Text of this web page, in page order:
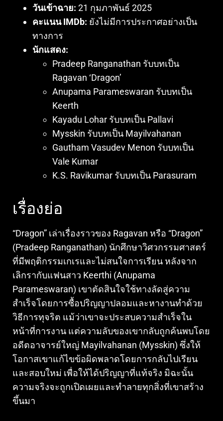
วันเข้าฉาย: 21 กุมภาพันธ์ 2025
คะแนน IMDb: ยังไม่มีการประกาศอย่างเป็น
ทางการ
นักแสดง:
Pradeep Ranganathan รับบทเป็น
Ragavan ‘Dragon’
Anupama Parameswaran รับบทเป็น
Keerth
Kayadu Lohar รับบทเป็น Pallavi
Mysskin รับบทเป็น Mayilvahanan
Gautham Vasudev Menon รับบทเป็น
Vale Kumar
K.S. Ravikumar รับบทเป็น Parasuram
เรื่องย่อ
“Dragon” เล่าเรื่องราวของ Ragavan หรือ “Dragon”
(Pradeep Ranganathan) นักศึกษาวิศวกรรมศาสตร์
ที่มีพฤติกรรมเกเรและไม่สนใจการเรียน หลังจาก
เลิกรากับแฟนสาว Keerthi (Anupama
Parameswaran) เขาตัดสินใจใช้ทางลัดสู่ความ
สำเร็จโดยการซื้อปริญญาปลอมและหางานทำด้วย
วิธีการทุจริต แม้ว่าเขาจะประสบความสำเร็จใน
หน้าที่การงาน แต่ความลับของเขากลับถูกค้นพบโดย
อดีตอาจารย์ใหญ่ Mayilvahanan (Mysskin) ซึ่งให้
โอกาสเขาแก้ไขข้อผิดพลาดโดยการกลับไปเรียน
และสอบใหม่ เพื่อให้ได้ปริญญาที่แท้จริง มิฉะนั้น
ความจริงจะถูกเปิดเผยและทำลายทุกสิ่งที่เขาสร้าง
ขึ้นมา